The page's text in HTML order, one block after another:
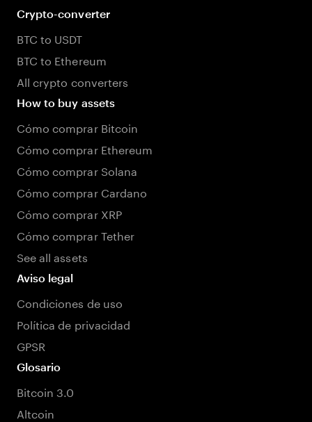
Crypto-converter
BTC to USDT
BTC to Ethereum
All crypto converters
How to buy assets
Cómo comprar Bitcoin
Cómo comprar Ethereum
Cómo comprar Solana
Cómo comprar Cardano
Cómo comprar XRP
Cómo comprar Tether
See all assets
Aviso legal
Condiciones de uso
Política de privacidad
GPSR
Glosario
Bitcoin 3.0
Altcoin